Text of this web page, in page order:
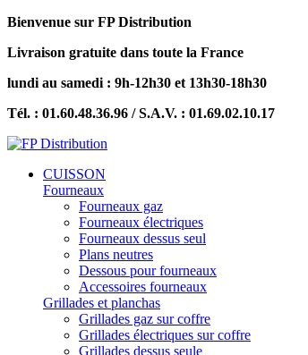
Bienvenue sur FP Distribution
Livraison gratuite dans toute la France
lundi au samedi : 9h-12h30 et 13h30-18h30
Tél. : 01.60.48.36.96 / S.A.V. : 01.69.02.10.17
CUISSON
Fourneaux
Fourneaux gaz
Fourneaux électriques
Fourneaux dessus seul
Plans neutres
Dessous pour fourneaux
Accessoires fourneaux
Grillades et planchas
Grillades gaz sur coffre
Grillades électriques sur coffre
Grillades dessus seule